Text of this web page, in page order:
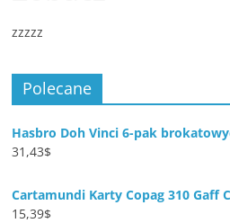
zzzzz
Polecane
Hasbro Doh Vinci 6-pak
31,43$
Cartamundi Karty Copag 310 Gaff
15,39$